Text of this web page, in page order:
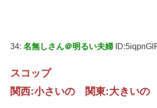
34: 名無しさん＠明るい夫婦
スコップ
関西:小さいの 関東:大きいの